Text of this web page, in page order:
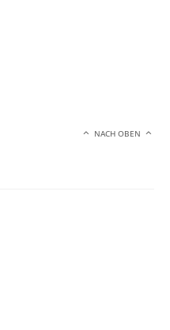
NACH OBEN